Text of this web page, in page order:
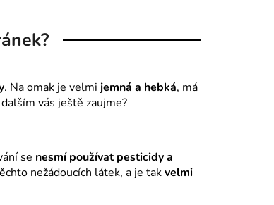
. Na omak je velmi jemná a hebká, má
vás ještě zaujme?
se nesmí používat pesticidy a
nežádoucích látek, a je takvelmi